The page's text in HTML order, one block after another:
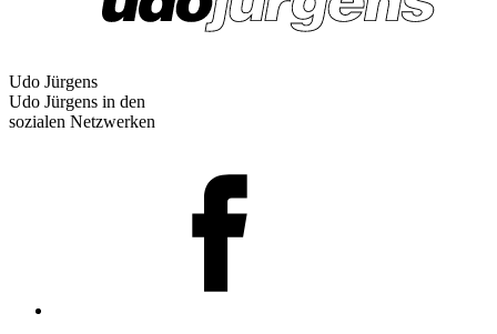
Udo Jürgens
Udo Jürgens in den
sozialen Netzwerken